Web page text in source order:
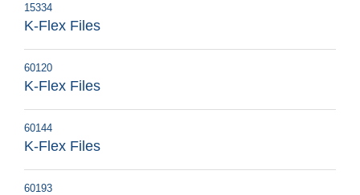
15334
K-Flex Files
60120
K-Flex Files
60144
K-Flex Files
60193